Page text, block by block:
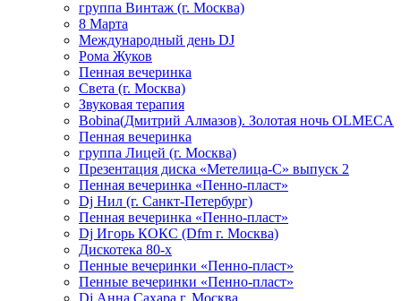
группа Винтаж (г. Москва)
8 Марта
Международный день DJ
Рома Жуков
Пенная вечеринка
Света (г. Москва)
Звуковая терапия
Bobina(Дмитрий Алмазов). Золотая ночь OLMECA
Пенная вечеринка
группа Лицей (г. Москва)
Презентация диска «Метелица-С» выпуск 2
Пенная вечеринка «Пенно-пласт»
Dj Нил (г. Санкт-Петербург)
Пенная вечеринка «Пенно-пласт»
Dj Игорь КОКС (Dfm г. Москва)
Дискотека 80-х
Пенные вечеринки «Пенно-пласт»
Пенные вечеринки «Пенно-пласт»
Dj Анна Сахара г. Москва